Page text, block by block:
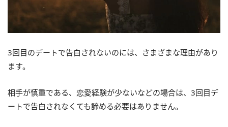
3回目のデートで告白されないのには、さまざまな理由があり
ます。
相手が慎重である、恋愛経験が少ないなどの場合は、3回目デ
ートで告白されなくても諦める必要はありません。